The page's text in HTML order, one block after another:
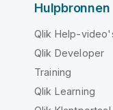
Hulpbronnen
Qlik Help-
Qlik Developer
Training
Qlik Learning